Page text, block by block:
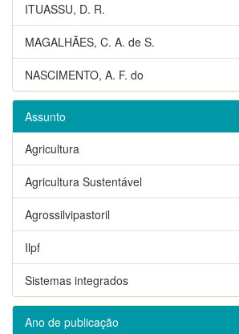
ITUASSU, D. R.
MAGALHÃES, C. A. de S.
NASCIMENTO, A. F. do
Assunto
Agricultura
Agricultura Sustentável
Agrossilvipastoril
Ilpf
Sistemas integrados
Ano de publicação